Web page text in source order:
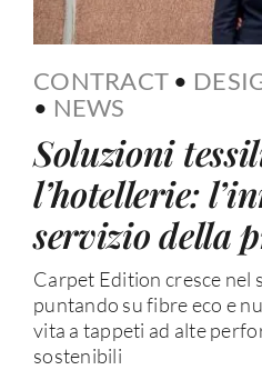
CONTRACT •
• NEWS
Soluzioni
l’hotellerie:
servizio della
Carpet Edition cresce
puntando su fibre eco e
vita a tappeti ad alte
sostenibili